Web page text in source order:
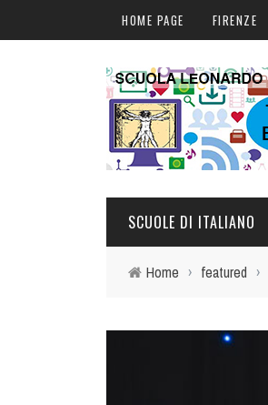
HOME PAGE FIRENZE
SCUOLE DI ITALIANO
Home › featured ›